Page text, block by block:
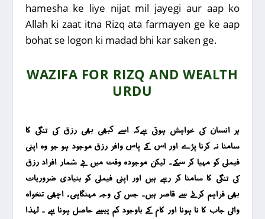
hamesha ke liye nijat mil jayegi aur aap ko
Allah ki zaat itna Rizq ata farmayen ge ke aap
bohat se logon ki madad bhi kar saken ge.
WAZIFA FOR RIZQ AND WEALTH
URDU
ہر انسان کی خواہش ہوتی ہےکہ اسے کبھی بھی رزق کی تنگی کا
سامنا نہ کرنا پڑے اور اس کے پاس وافر رزق موجود ہو جو وہ اپنی
فیملی کو مہیا کر سکے۔ لیکن موجودہ وقت میں بے شمار افراد رزق
کی تنگی کا سامنا کر رہے ہیں اور اپنی فیملی کو بنیادی ضروریات
بھی فراہم کرنے سے قاصر ہیں۔ جس کی وجہ مہنگاہی ، اچھی تنخواہ
والی جاب کا نا ہونا اور کام کے باوجود کم پیسے حاصل ہونا ہے ۔ لہذا